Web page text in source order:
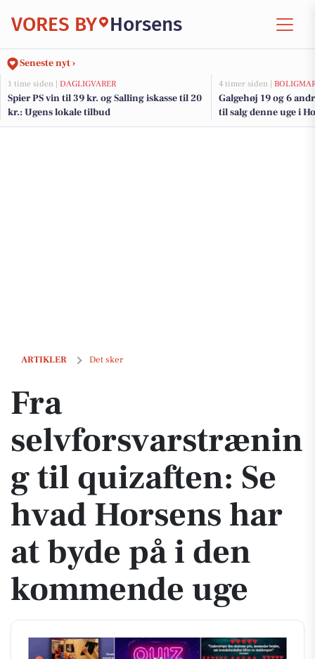
VORES BY Horsens
Seneste nyt ›
1 time siden | DAGLIGVARER
Spier PS vin til 39 kr. og Salling iskasse til 20
kr.: Ugens lokale tilbud
4 timer siden |
Galgehøj 19 og 6
til salg denne uge i
her.
ARTIKLER Det sker
Fra selvforsvarstræning til quizaften: Se hvad Horsens har at byde
Fra
selvforsvarstrænin
g til quizaften: Se
hvad Horsens har
at byde på i den
kommende uge